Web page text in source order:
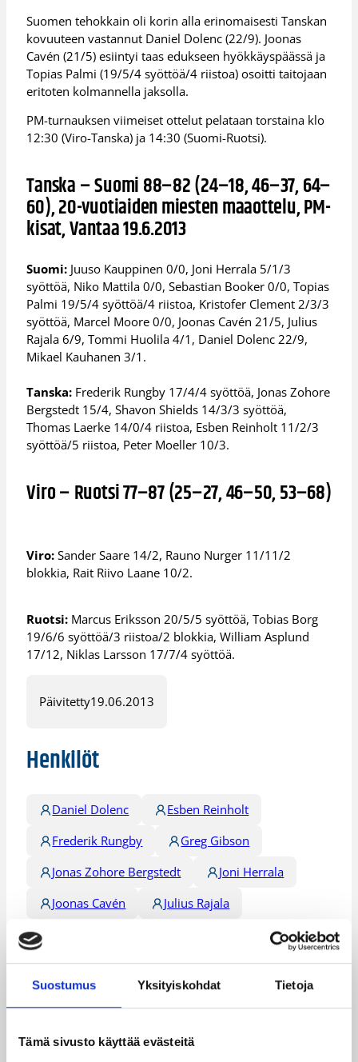
Suostumus Yksityiskohdat Tietoja
Tämä sivusto käyttää evästeitä
Suomen tehokkain oli korin alla erinomaisesti Tanskan
kovuuteen vastannut Daniel Dolenc (22/9). Joonas
Cavén (21/5) esiintyi taas edukseen hyökkäyspäässä ja
Topias Palmi (19/5/4 syöttöä/4 riistoa) osoitti taitojaan
eritoten kolmannella jaksolla.
PM-turnauksen viimeiset ottelut pelataan torstaina klo
12:30 (Viro-Tanska) ja 14:30 (Suomi-Ruotsi).
Tanska – Suomi 88–82 (24–18, 46–37, 64–
60), 20-vuotiaiden miesten maaottelu, PM-
kisat, Vantaa 19.6.2013
Suomi: Juuso Kauppinen 0/0, Joni Herrala 5/1/3
syöttöä, Niko Mattila 0/0, Sebastian Booker 0/0, Topias
Palmi 19/5/4 syöttöä/4 riistoa, Kristofer Clement 2/3/3
syöttöä, Marcel Moore 0/0, Joonas Cavén 21/5, Julius
Rajala 6/9, Tommi Huolila 4/1, Daniel Dolenc 22/9,
Mikael Kauhanen 3/1.
Tanska: Frederik Rungby 17/4/4 syöttöä, Jonas Zohore
Bergstedt 15/4, Shavon Shields 14/3/3 syöttöä,
Thomas Laerke 14/0/4 riistoa, Esben Reinholt 11/2/3
syöttöä/5 riistoa, Peter Moeller 10/3.
Viro – Ruotsi 77–87 (25–27, 46–50, 53–68)
Viro: Sander Saare 14/2, Rauno Nurger 11/11/2
blokkia, Rait Riivo Laane 10/2.
Ruotsi: Marcus Eriksson 20/5/5 syöttöä, Tobias Borg
19/6/6 syöttöä/3 riistoa/2 blokkia, William Asplund
17/12, Niklas Larsson 17/7/4 syöttöä.
Päivitetty19.06.2013
Henkilöt
Daniel Dolenc
Esben Reinholt
Frederik Rungby
Greg Gibson
Jonas Zohore Bergstedt
Joni Herrala
Joonas Cavén
Julius Rajala
Kristofer Clement
Marcel Moore
Marcus Eriksson